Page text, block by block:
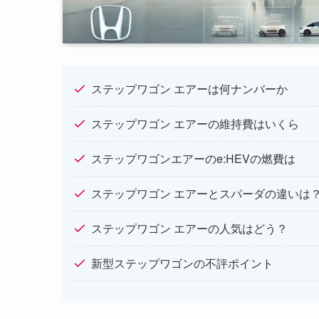
ステップワゴン エアーは何ナンバーか
ステップワゴン エアーの維持費はいくら
ステップワゴンエアーのe:HEVの燃費は
ステップワゴン エアーとスパーダの違いは
ステップワゴン エアーの人気はどう？
新型ステップワゴンの不評ポイント